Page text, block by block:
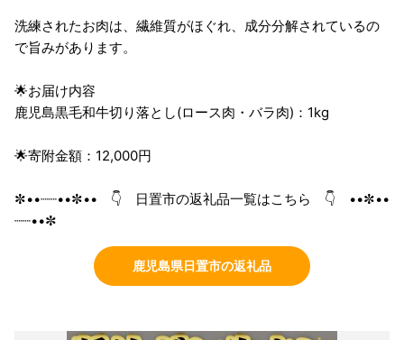
洗練されたお肉は、繊維質がほぐれ、成分分解されているの
で旨みがあります。
🌟お届け内容
鹿児島黒毛和牛切り落とし(ロース肉・バラ肉)：1kg
🌟寄附金額：12,000円
✼••┈┈••✼•• 👇 日置市の返礼品一覧はこちら 👇 ••✼••
┈┈••✼
鹿児島県日置市の返礼品